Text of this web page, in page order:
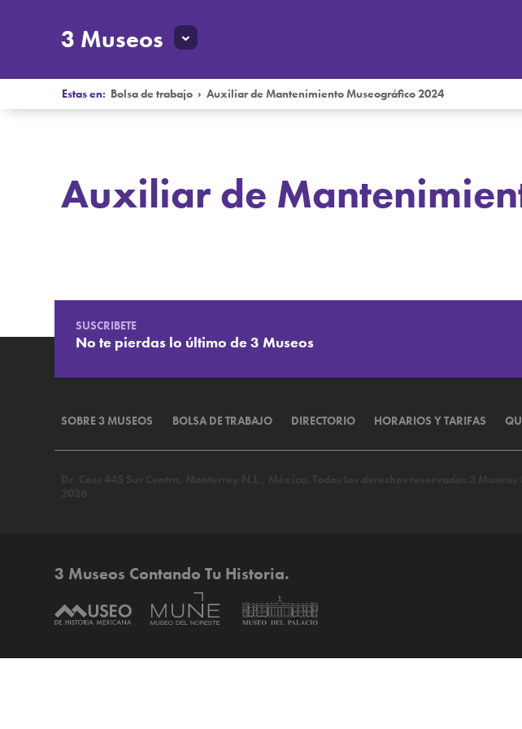
3 Museos
Estas en: Bolsa de trabajo ›Auxiliar de Mantenimiento Museográfico 2024
Auxiliar de
Auxiliar de Mantenimiento Museográfico 2024
SUSCRIBETE
No te pierdas lo último de 3 Museos
SOBRE 3 MUSEOS BOLSA DE TRABAJO DIRECTORIO HORARIOS Y TARIFAS
3 Museos Contando Tu Historia.